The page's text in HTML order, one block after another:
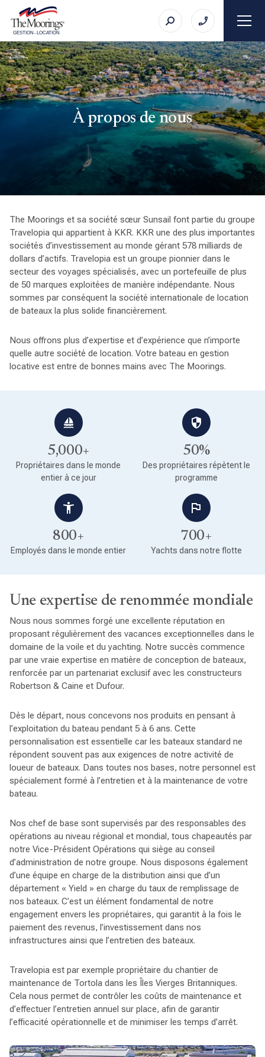
GESTION - LOCATION
À propos de nous
The Moorings et sa société sœur Sunsail font partie du groupe
Travelopia qui appartient à KKR. KKR une des plus importantes
sociétés d’investissement au monde gérant 578 milliards de
dollars d’actifs. Travelopia est un groupe pionnier dans le
secteur des voyages spécialisés, avec un portefeuille de plus
de 50 marques exploitées de manière indépendante. Nous
sommes par conséquent la société internationale de location
de bateaux la plus solide financièrement.
Nous offrons plus d’expertise et d’expérience que n’importe
quelle autre société de location. Votre bateau en gestion
locative est entre de bonnes mains avec The Moorings.
5,000+
Propriétaires dans le monde
entier à ce jour
50%
Des propriétaires répètent le
programme
800+
Employés dans le monde entier
700+
Yachts dans notre flotte
Une expertise de renommée mondiale
Nous nous sommes forgé une excellente réputation en
proposant régulièrement des vacances exceptionnelles dans le
domaine de la voile et du yachting. Notre succès commence
par une vraie expertise en matière de conception de bateaux,
renforcée par un partenariat exclusif avec les constructeurs
Robertson & Caine et Dufour.
Dès le départ, nous concevons nos produits en pensant à
l’exploitation du bateau pendant 5 à 6 ans. Cette
personnalisation est essentielle car les bateaux standard ne
répondent souvent pas aux exigences de notre activité de
loueur de bateaux. Dans toutes nos bases, notre personnel est
spécialement formé à l’entretien et à la maintenance de votre
bateau.
Nos chef de base sont supervisés par des responsables des
opérations au niveau régional et mondial, tous chapeautés par
notre Vice-Président Opérations qui siège au conseil
d’administration de notre groupe. Nous disposons également
d’une équipe en charge de la distribution ainsi que d’un
département « Yield » en charge du taux de remplissage de
nos bateaux. C’est un élément fondamental de notre
engagement envers les propriétaires, qui garantit à la fois le
paiement des revenus, l’investissement dans nos
infrastructures ainsi que l’entretien des bateaux.
Travelopia est par exemple propriétaire du chantier de
maintenance de Tortola dans les Îles Vierges Britanniques.
Cela nous permet de contrôler les coûts de maintenance et
d’effectuer l’entretien annuel sur place, afin de garantir
l’efficacité opérationnelle et de minimiser les temps d’arrêt.